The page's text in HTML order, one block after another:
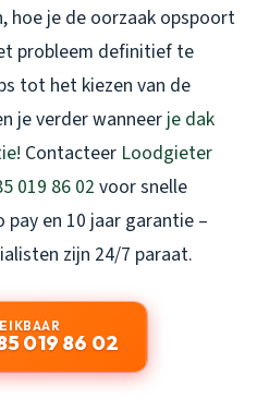
hoe je de oorzaak opspoort
probleem definitief te
tot het kiezen van de
je verder wanneer je dak
Contacteer Loodgieter
019 86 02 voor snelle
en 10 jaar garantie –
zijn 24/7 paraat.
019 86 02